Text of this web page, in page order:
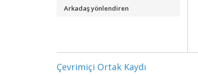
Arkadaş yönlendiren
Çevrimiçi Ortak Kaydı